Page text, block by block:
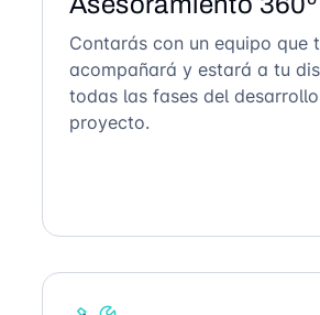
Contarás con un equipo que
acompañará y estará a tu
todas las fases del
proyecto.